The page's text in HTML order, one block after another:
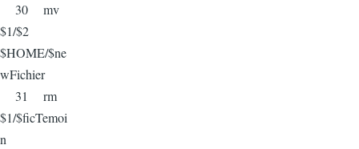
30 mv
$1/$2
$HOME/$ne
wFichier
31 rm
$1/$ficTemoi
n